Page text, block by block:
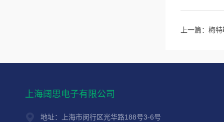
上一篇： 梅特
上海阔思电子有限公司
地址：上海市闵行区光华路188号3-6号